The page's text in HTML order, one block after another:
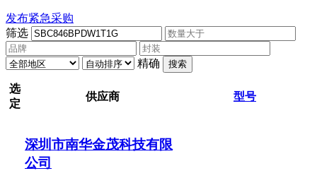
发布紧急采购
筛选
精确 搜索
选
定
供应商 型号
深圳市南华金茂科技有限
公司